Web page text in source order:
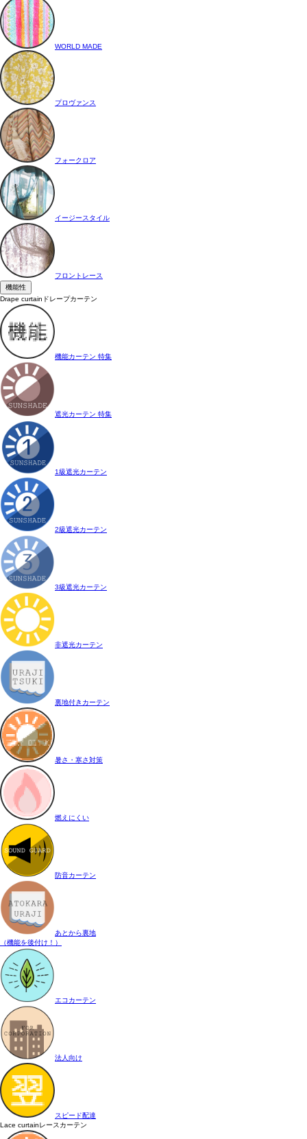
WORLD MADE
プロヴァンス
フォークロア
イージースタイル
フロントレース
機能性
Drape curtain ドレープカーテン
機能カーテン 特集
遮光カーテン 特集
1級遮光カーテン
2級遮光カーテン
3級遮光カーテン
非遮光カーテン
裏地付きカーテン
暑さ・寒さ対策
燃えにくい
防音カーテン
あとから裏地
（機能を後付け！）
エコカーテン
法人向け
スピード配達
Lace curtainレースカーテン